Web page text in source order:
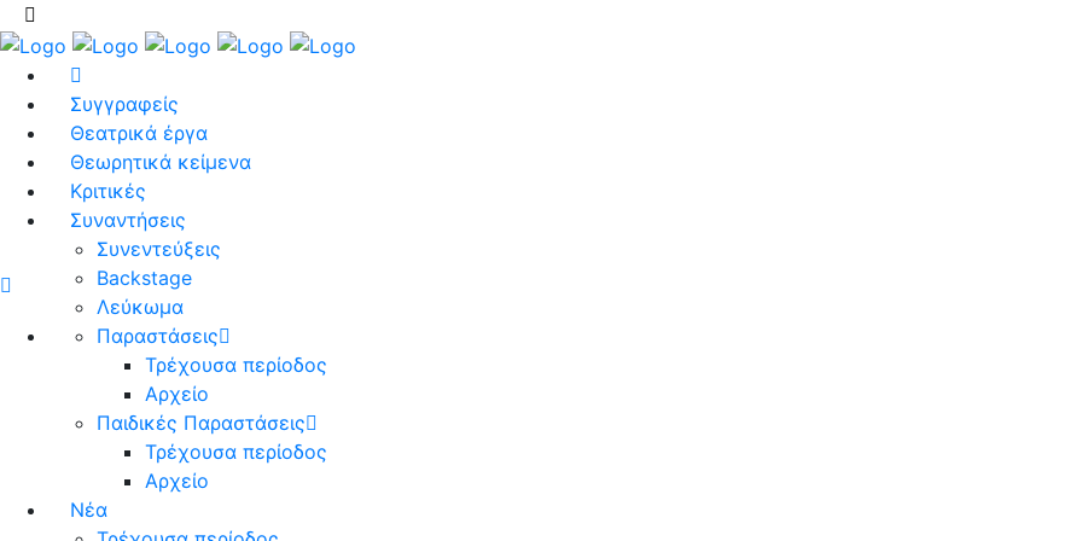
Συγγραφείς
Θεατρικά έργα
Θεωρητικά κείμενα
Κριτικές
Συναντήσεις
Συνεντεύξεις
Backstage
Λεύκωμα
Παραστάσεις
Τρέχουσα περίοδος
Αρχείο
Παιδικές Παραστάσεις
Τρέχουσα περίοδος
Αρχείο
Νέα